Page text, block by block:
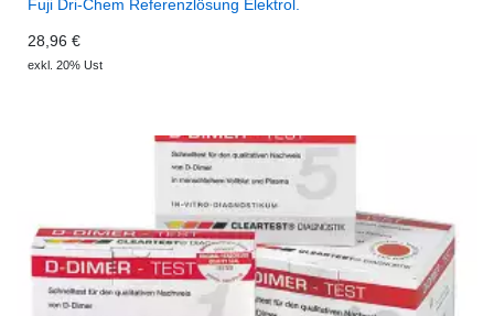
Fuji Dri-Chem Referenzlösung Elektrol.
28,96 €
exkl. 20% Ust